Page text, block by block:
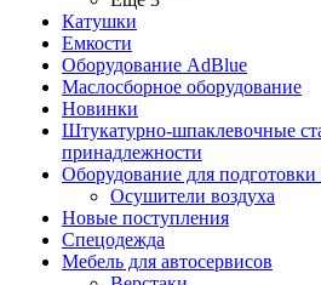
Катушки
Емкости
Оборудование AdBlue
Маслосборное оборудование
Новинки
Штукатурно-шпаклевочные
принадлежности
Оборудование для подготовки
Осушители воздуха
Новые поступления
Спецодежда
Мебель для автосервисов